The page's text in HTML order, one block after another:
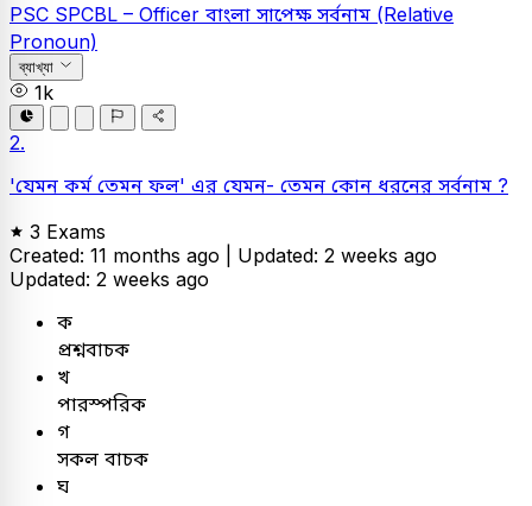
PSC SPCBL – Officer বাংলা সাপেক্ষ সর্বনাম (Relative
Pronoun)
ব্যাখ্যা
1k
2.
'যেমন কর্ম তেমন ফল' এর যেমন- তেমন কোন ধরনের সর্বনাম ?
3 Exams
Created: 11 months ago | Updated: 2 weeks ago
Updated: 2 weeks ago
ক
প্রশ্নবাচক
খ
পারস্পরিক
গ
সকল বাচক
ঘ